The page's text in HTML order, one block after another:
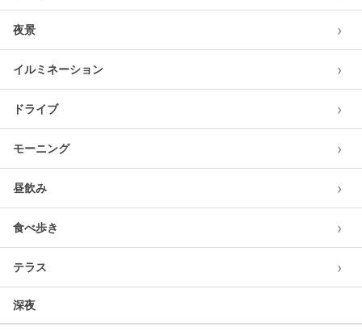
夜景 ›
イルミネーション ›
ドライブ ›
モーニング ›
昼飲み ›
食べ歩き ›
テラス ›
深夜